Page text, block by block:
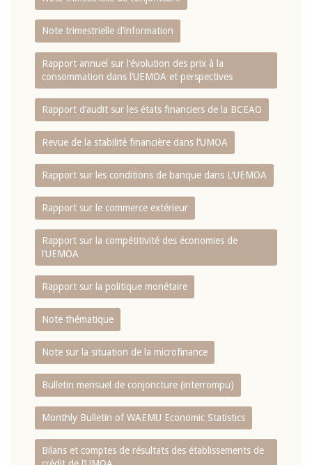
Note trimestrielle d‘information
Rapport annuel sur l‘évolution des prix à la
consommation dans l‘UEMOA et perspectives
Rapport d‘audit sur les états financiers de la BCEAO
Revue de la stabilité financière dans l‘UMOA
Rapport sur les conditions de banque dans L‘UEMOA
Rapport sur le commerce extérieur
Rapport sur la compétitivité des économies de
l‘UEMOA
Rapport sur la politique monétaire
Note thématique
Note sur la situation de la microfinance
Bulletin mensuel de conjoncture (interrompu)
Monthly Bulletin of WAEMU Economic Statistics
Bilans et comptes de résultats des établissements de